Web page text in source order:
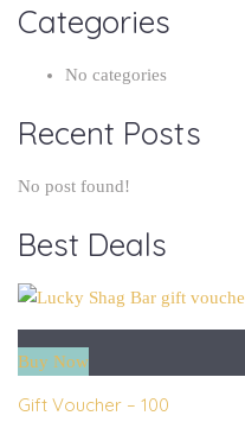
Categories
No categories
Recent Posts
No post found!
Best Deals
Buy Now
Gift Voucher – 100